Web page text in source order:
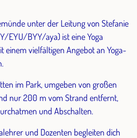
unter der Leitung von Stefanie
EYU/BYY/aya) ist eine Yoga
einem vielfältigen Angebot an Yoga-
im Park, umgeben von großen
nur 200 m vom Strand entfernt,
und Abschalten.
und Dozenten begleiten dich